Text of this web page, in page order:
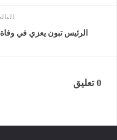
الرئيس تبون يعزي في
0 تعليق